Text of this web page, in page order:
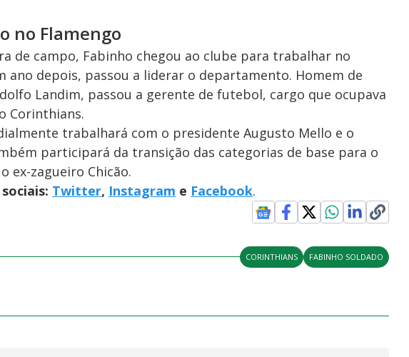
no Flamengo
de campo, Fabinho chegou ao clube para trabalhar no
ano depois, passou a liderar o departamento. Homem de
Landim, passou a gerente de futebol, cargo que ocupava
Corinthians.
trabalhará com o presidente Augusto Mello e o
participará da transição das categorias de base para o
ex-zagueiro Chicão.
Twitter, Instagram e Facebook.
CORINTHIANS FABINHO SOLDADO